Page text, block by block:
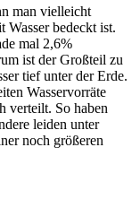
man vielleicht
Wasser bedeckt ist.
mal 2,6%
ist der Großteil zu
tief unter der Erde.
Wasservorräte
verteilt. So haben
leiden unter
noch größeren